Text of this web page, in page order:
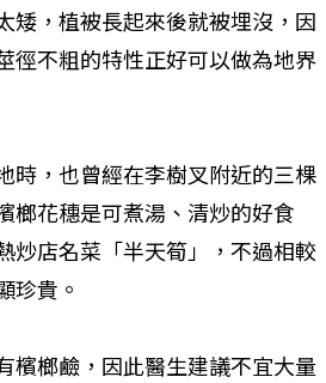
矮，植被長起來後就被埋沒，因
徑不粗的特性正好可以做為地界
時，也曾經在李樹叉附近的三棵
榔花穗是可煮湯、清炒的好食
炒店名菜「半天筍」，不過相較
珍貴。
檳榔鹼，因此醫生建議不宜大量